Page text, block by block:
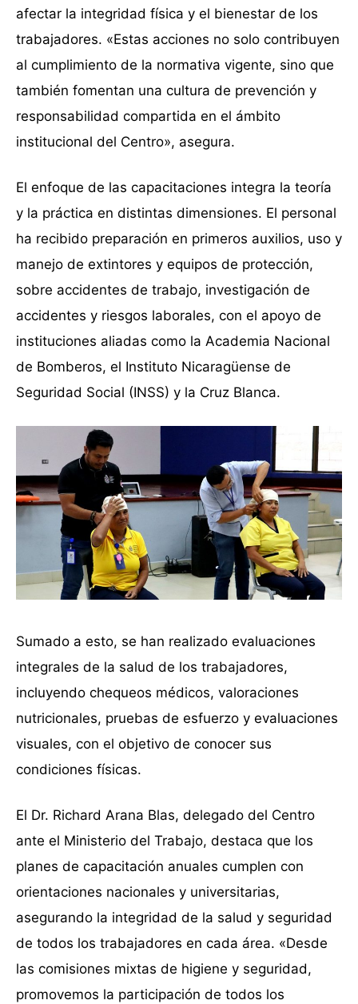
afectar la integridad física y el bienestar de los
trabajadores. «Estas acciones no solo contribuyen
al cumplimiento de la normativa vigente, sino que
también fomentan una cultura de prevención y
responsabilidad compartida en el ámbito
institucional del Centro», asegura.
El enfoque de las capacitaciones integra la teoría
y la práctica en distintas dimensiones. El personal
ha recibido preparación en primeros auxilios, uso y
manejo de extintores y equipos de protección,
sobre accidentes de trabajo, investigación de
accidentes y riesgos laborales, con el apoyo de
instituciones aliadas como la Academia Nacional
de Bomberos, el Instituto Nicaragüense de
Seguridad Social (INSS) y la Cruz Blanca.
Sumado a esto, se han realizado evaluaciones
integrales de la salud de los trabajadores,
incluyendo chequeos médicos, valoraciones
nutricionales, pruebas de esfuerzo y evaluaciones
visuales, con el objetivo de conocer sus
condiciones físicas.
El Dr. Richard Arana Blas, delegado del Centro
ante el Ministerio del Trabajo, destaca que los
planes de capacitación anuales cumplen con
orientaciones nacionales y universitarias,
asegurando la integridad de la salud y seguridad
de todos los trabajadores en cada área. «Desde
las comisiones mixtas de higiene y seguridad,
promovemos la participación de todos los